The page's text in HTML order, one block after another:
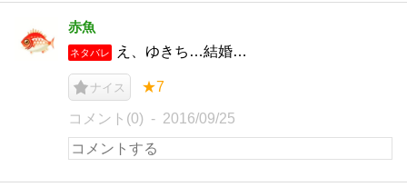
赤魚
ネタバレ え、ゆきち…結婚…
ナイス ★7
コメント(0) 2016/09/25